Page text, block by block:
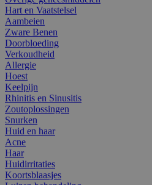
Hart en Vaatstelsel
Aambeien
Zware Benen
Doorbloeding
Verkoudheid
Allergie
Hoest
Keelpijn
Rhinitis en Sinusitis
Zoutoplossingen
Snurken
Huid en haar
Acne
Haar
Huidirritaties
Koortsblaasjes